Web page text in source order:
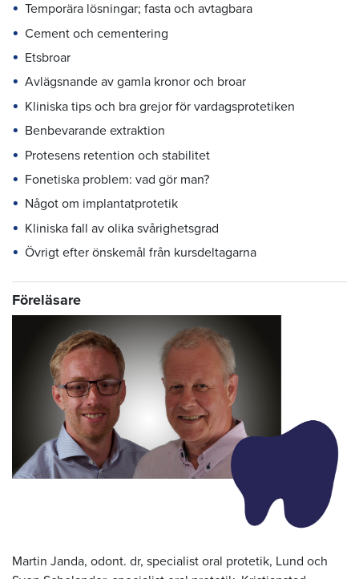
Temporära lösningar; fasta och avtagbara
Cement och cementering
Etsbroar
Avlägsnande av gamla kronor och broar
Kliniska tips och bra grejor för vardagsprotetiken
Benbevarande extraktion
Protesens retention och stabilitet
Fonetiska problem: vad gör man?
Något om implantatprotetik
Kliniska fall av olika svårighetsgrad
Övrigt efter önskemål från kursdeltagarna
Föreläsare
Martin Janda, odont. dr, specialist oral protetik, Lund och